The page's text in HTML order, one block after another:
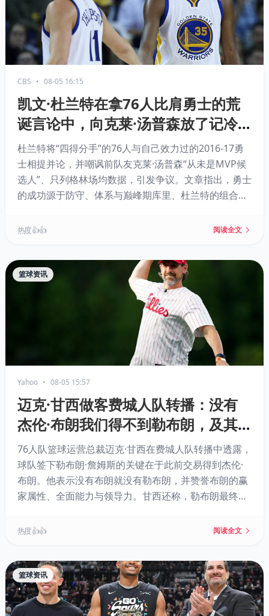
CBS • 08-05 16:15
凯文·杜兰特在拿76人比肩勇士的荒
诞言论中，向克莱·汤普森放了记冷
枪
杜兰特将“四得分手”的76人与自己效力过的2016-17勇
士相提并论，并嘲讽前队友克莱·汤普森“从未是MVP候
选人”、只列格林场均数据，引发争议。文章指出，勇士
的成功源于防守、体系与巅峰期库里、杜兰特的组合，
杜兰特的“冷枪”精准度堪忧。
热度 👍👍 阅读全文
篮球资讯
Yahoo • 08-05 15:57
迈克·甘西做客费城人队转播：没有
杰伦·布朗我们得不到勒布朗，及其
他
76人队篮球运营总裁迈克·甘西在费城人队转播中透露，
球队签下勒布朗·詹姆斯的关键在于此前交易得到杰伦·
布朗。他表示没有布朗就没有勒布朗，并赞誉布朗的赢
家属性、全面能力与领导力。甘西还称，勒布朗最终选
迷文化，整个过程历时约一个月。
热度 👍👍 阅读全文
篮球资讯